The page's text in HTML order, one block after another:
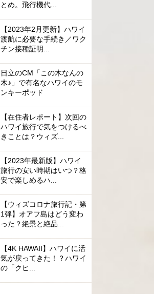
とめ。飛行機代...
【2023年2月更新】ハワイ
渡航に必要な手続き／ワク
チン接種証明...
日立のCM「この木なんの
木♪」で有名なハワイのモ
ンキーポッド
【在住者レポート】次回の
ハワイ旅行で気をつけるべ
きことは？ウィズ...
【2023年最新版】ハワイ
旅行の安い時期はいつ？格
安で楽しめるハ...
【ウィズコロナ旅行記・第
1弾】オアフ島はどう変わ
った？絶景と絶品...
【4K HAWAII】ハワイに活
気が戻ってきた！？ハワイ
の「クヒ...